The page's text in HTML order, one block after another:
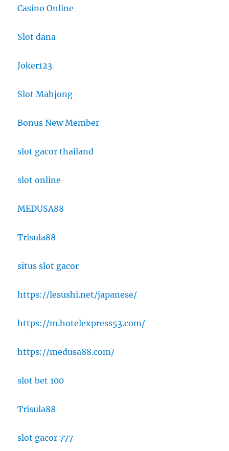
Casino Online
Slot dana
Joker123
Slot Mahjong
Bonus New Member
slot gacor thailand
slot online
MEDUSA88
Trisula88
situs slot gacor
https://lesushi.net/japanese/
https://m.hotelexpress53.com/
https://medusa88.com/
slot bet 100
Trisula88
slot gacor 777